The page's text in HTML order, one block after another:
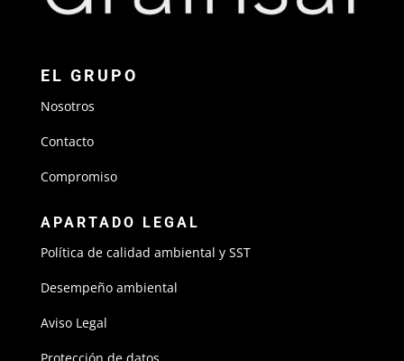
EL GRUPO
Nosotros
Contacto
Compromiso
APARTADO LEGAL
Política de calidad ambiental y SST
Desempeño ambiental
Aviso Legal